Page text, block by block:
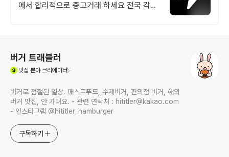
에서 합리적으로 중고거래 하세요 전국 각지
버거 트래블러
맛집 분야 크리에이터
버거로 점철된 일상. 패스트푸드, 수제버거, 편의점 버거, 해외
버거 맛집, 안 가려요. - 관련 연락처 : hititler@kakao.com
- 인스타그램 @hititler_hamburger
구독하기